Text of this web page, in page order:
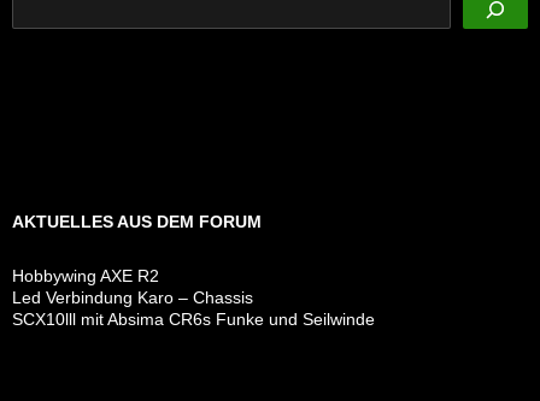
AKTUELLES AUS DEM FORUM
Hobbywing AXE R2
Led Verbindung Karo – Chassis
SCX10lll mit Absima CR6s Funke und Seilwinde